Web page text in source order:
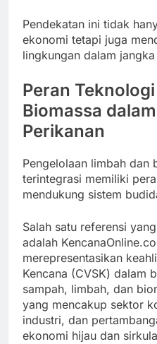
Pendekatan ini tidak
ekonomi tetapi juga
lingkungan dalam
Peran
Biomassa
Perikanan
Pengelolaan limbah dan
terintegrasi memiliki
mendukung sistem
Salah satu referensi
adalah
merepresentasikan
Kencana (CVSK) dalam
sampah, limbah, dan
yang mencakup sektor
industri, dan
ekonomi hijau dan